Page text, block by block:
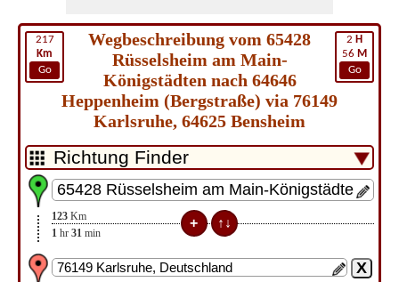
217
Km
Go
2 H
56 M
Go
Wegbeschreibung vom 65428
Rüsselsheim am Main-
Königstädten nach 64646
Heppenheim (Bergstraße) via 76149
Karlsruhe, 64625 Bensheim
123 Km
1 hr 31 min